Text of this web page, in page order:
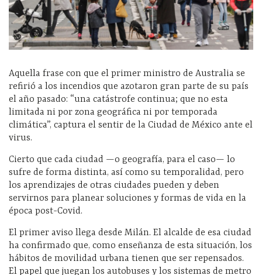
Aquella frase con que el primer ministro de Australia se
refirió a los incendios que azotaron gran parte de su país
el año pasado: “una catástrofe continua; que no esta
limitada ni por zona geográfica ni por temporada
climática”, captura el sentir de la Ciudad de México ante el
virus.
Cierto que cada ciudad —o geografía, para el caso— lo
sufre de forma distinta, así como su temporalidad, pero
los aprendizajes de otras ciudades pueden y deben
servirnos para planear soluciones y formas de vida en la
época post-Covid.
El primer aviso llega desde Milán. El alcalde de esa ciudad
ha confirmado que, como enseñanza de esta situación, los
hábitos de movilidad urbana tienen que ser repensados.
El papel que juegan los autobuses y los sistemas de metro